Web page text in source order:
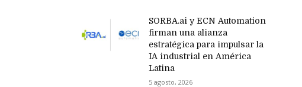
SORBA.ai y ECN Automation
firman una alianza
estratégica para impulsar la
IA industrial en América
Latina
5 agosto, 2026